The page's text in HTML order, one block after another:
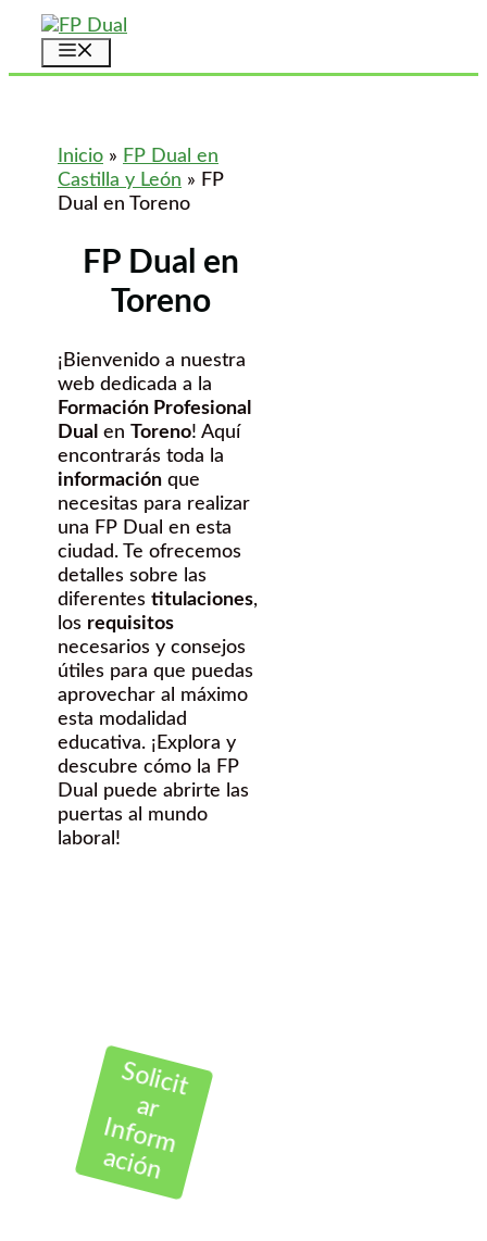
Saltar
contenido
Inicio » FP Dual en
Castilla y León » FP
Dual en Toreno
FP Dual en
Toreno
¡Bienvenido a nuestra
web dedicada a la
Formación Profesional
Dual en Toreno! Aquí
encontrarás toda la
información que
necesitas para realizar
una FP Dual en esta
ciudad. Te ofrecemos
detalles sobre las
diferentes titulaciones,
los requisitos
necesarios y consejos
útiles para que puedas
aprovechar al máximo
esta modalidad
educativa. ¡Explora y
descubre cómo la FP
Dual puede abrirte las
puertas al mundo
laboral!
Solicit
ar
Inform
ación